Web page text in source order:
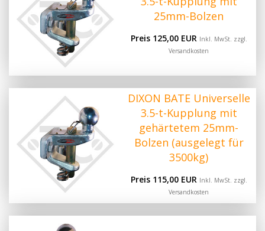
25mm-Bolzen
Preis 125,00 EUR Inkl. MwSt. zzgl.
Versandkosten
DIXON BATE Universelle
3.5-t-Kupplung mit
gehärtetem 25mm-
Bolzen (ausgelegt für
3500kg)
Preis 115,00 EUR Inkl. MwSt. zzgl.
Versandkosten